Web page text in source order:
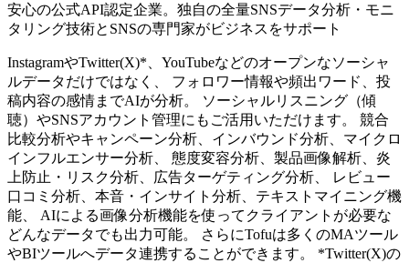
安心の公式API認定企業。独自の全量SNSデータ分析・モニ
タリング技術とSNSの専門家がビジネスをサポート
InstagramやTwitter(X)*、YouTubeなどのオープンなソーシャ
ルデータだけではなく、 フォロワー情報や頻出ワード、投
稿内容の感情までAIが分析。 ソーシャルリスニング（傾
聴）やSNSアカウント管理にもご活用いただけます。 競合
比較分析やキャンペーン分析、インバウンド分析、マイクロ
インフルエンサー分析、 態度変容分析、製品画像解析、炎
上防止・リスク分析、広告ターゲティング分析、 レビュー
口コミ分析、本音・インサイト分析、テキストマイニング機
能、 AIによる画像分析機能を使ってクライアントが必要な
どんなデータでも出力可能。 さらにTofuは多くのMAツール
やBIツールへデータ連携することができます。 *Twitter(X)の